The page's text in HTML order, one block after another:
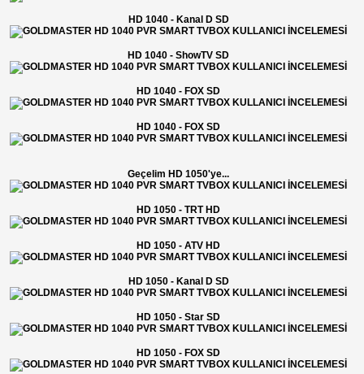
HD 1040 - Kanal D SD
HD 1040 - ShowTV SD
HD 1040 - FOX SD
HD 1040 - FOX SD
Geçelim HD 1050'ye...
HD 1050 - TRT HD
HD 1050 - ATV HD
HD 1050 - Kanal D SD
HD 1050 - Star SD
HD 1050 - FOX SD